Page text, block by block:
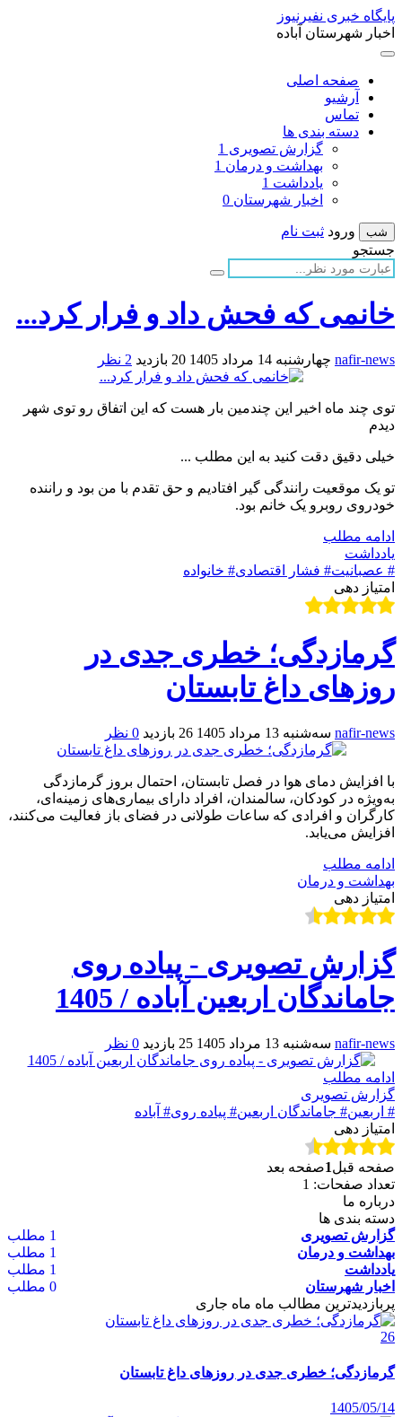
پایگاه خبری نفیرنیوز
اخبار شهرستان آباده
صفحه اصلی
آرشیو
تماس
دسته بندی ها
گزارش تصویری 1
بهداشت و درمان 1
یادداشت 1
اخبار شهرستان 0
شب ورود ثبت نام
جستجو
خانمی که فحش داد و فرار کرد...
nafir-news چهارشنبه 14 مرداد 1405 20 بازدید 2 نظر
توی چند ماه اخیر این چندمین بار هست که این اتفاق رو توی شهر
دیدم
خیلی دقیق دقت کنید به این مطلب ...
تو یک موقعیت رانندگی گیر افتادیم و حق تقدم با من بود و راننده
خودروی روبرو یک خانم بود.
ادامه مطلب
یادداشت
# عصبانیت# فشار اقتصادی# خانواده
امتیاز دهی
گرمازدگی؛ خطری جدی در
روزهای داغ تابستان
nafir-news سه‌شنبه 13 مرداد 1405 26 بازدید 0 نظر
با افزایش دمای هوا در فصل تابستان، احتمال بروز گرمازدگی
به‌ویژه در کودکان، سالمندان، افراد دارای بیماری‌های زمینه‌ای،
کارگران و افرادی که ساعات طولانی در فضای باز فعالیت می‌کنند،
افزایش می‌یابد.
ادامه مطلب
بهداشت و درمان
امتیاز دهی
گزارش تصویری - پیاده روی
جاماندگان اربعین آباده / 1405
nafir-news سه‌شنبه 13 مرداد 1405 25 بازدید 0 نظر
ادامه مطلب
گزارش تصویری
# اربعین# جاماندگان اربعین# پیاده روی# آباده
امتیاز دهی
صفحه قبل1صفحه بعد
تعداد صفحات: 1
درباره ما
دسته بندی ها
گزارش تصویری
1 مطلب
بهداشت و درمان
1 مطلب
یادداشت
1 مطلب
اخبار شهرستان
0 مطلب
پربازدیدترین مطالب ماه ماه جاری
26
گرمازدگی؛ خطری جدی در روزهای داغ تابستان
1405/05/14